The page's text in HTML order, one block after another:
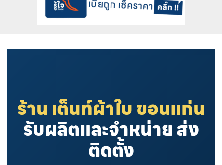
ร้าน เต็นท์ผ้าใบ ขอนแก่น
รับผลิตและจำหน่าย ส่ง
ติดตั้ง